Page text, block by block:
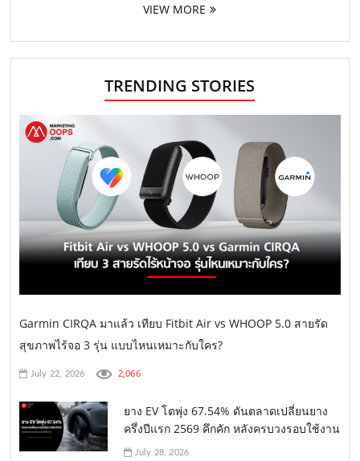
VIEW MORE
TRENDING STORIES
Garmin CIRQA มาแล้ว เทียบ Fitbit Air vs WHOOP 5.0 สายรัด
สุขภาพไร้จอ 3 รุ่น แบบไหนเหมาะกับใคร?
July 22, 2026 2,066
ยาง EV โตพุ่ง 67.54% ดันตลาดเปลี่ยนยาง
ครึ่งปีแรก 2569 คึกคัก หลังครบวงรอบใช้งาน
July 28, 2026